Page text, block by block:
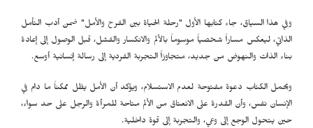
وفي هذا السياق، جاء كتابها الأول "رحلة الحياة بين الفرح والأمل" ضمن أدب التأمل
الذاتي، ليعكس مساراً شخصياً موسوماً بالألم والانكسار والفشل، قبل الوصول إلى إعادة
بناء الذات والنهوض من جديد، متجاوزاً التجربة الفردية إلى رسالة إنسانية أوسع.
ويحمل الكتاب دعوة مفتوحة لعدم الاستسلام، ويؤكد أن الأمل يظل ممكناً ما دام في
الإنسان نفس، وأن القدرة على الانعتاق من الألم متاحة للمرأة والرجل على حد سواء،
حين يتحول الوجع إلى وعي، والتجربة إلى قوة داخلية.